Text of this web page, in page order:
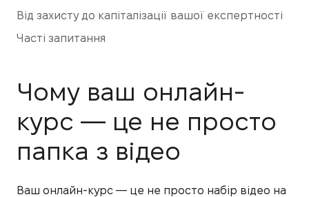
Від захисту до капіталізації вашої експертності
Часті запитання
Чому ваш онлайн-
курс — це не просто
папка з відео
Ваш онлайн-курс — це не просто набір відео на